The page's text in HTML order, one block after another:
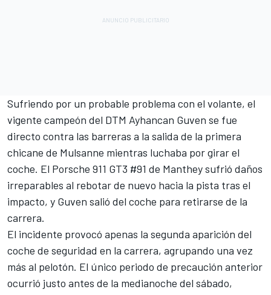
Sufriendo por un probable problema con el volante, el
vigente campeón del DTM Ayhancan Guven se fue
directo contra las barreras a la salida de la primera
chicane de Mulsanne mientras luchaba por girar el
coche. El Porsche 911 GT3 #91 de Manthey sufrió daños
irreparables al rebotar de nuevo hacia la pista tras el
impacto, y Guven salió del coche para retirarse de la
carrera.
El incidente provocó apenas la segunda aparición del
coche de seguridad en la carrera, agrupando una vez
más al pelotón. El único periodo de precaución anterior
ocurrió justo antes de la medianoche del sábado,